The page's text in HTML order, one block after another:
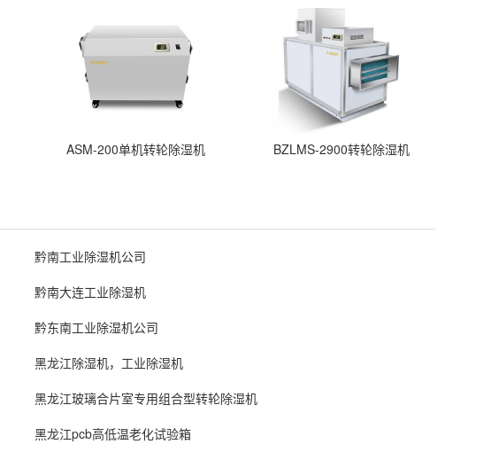
ASM-200单机转轮除湿机 BZLMS-2900转轮除湿机
黔南工业除湿机公司
黔南大连工业除湿机
黔东南工业除湿机公司
黑龙江除湿机，工业除湿机
黑龙江玻璃合片室专用组合型转轮除湿机
黑龙江pcb高低温老化试验箱